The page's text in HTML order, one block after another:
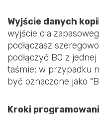
Wyjście danych
wyjście dla
podłączasz
podłączyć BO z
taśmie; w przypadku
być oznaczone jako
Kroki